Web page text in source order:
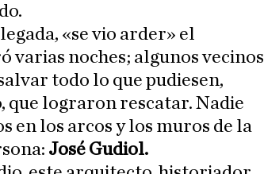
«se vio arder» el
varias noches; algunos vecinos
todo lo que pudiesen,
que lograron rescatar. Nadie
en los arcos y los muros de la
José Gudiol.